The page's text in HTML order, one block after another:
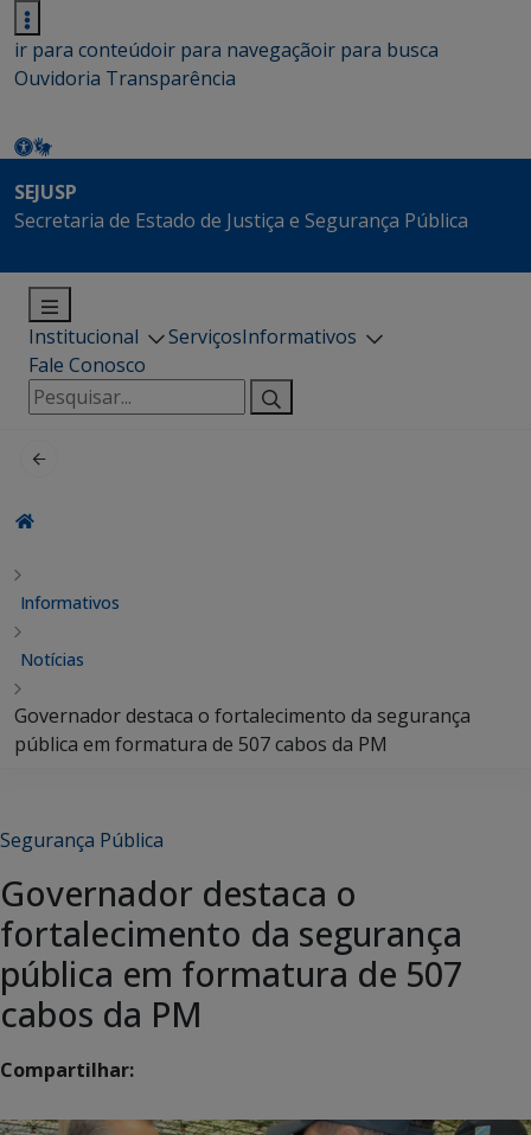
ir para conteúdoir para navegaçãoir para busca
Ouvidoria Transparência
SEJUSP
Secretaria de Estado de Justiça e Segurança Pública
Institucional ServiçosInformativos
Fale Conosco
Pesquisar
por:
Informativos
Notícias
Governador destaca o fortalecimento da segurança
pública em formatura de 507 cabos da PM
Segurança Pública
Governador destaca o
fortalecimento da segurança
pública em formatura de 507
cabos da PM
Compartilhar: